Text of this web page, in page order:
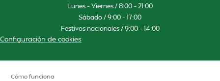
Lunes – Viernes / 8:00 – 21:00
Sábado / 9:00 – 17:00
Festivos nacionales / 9:00 – 14:00
Configuración de cookies
Cómo funciona